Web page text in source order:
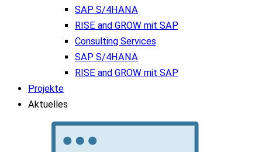
SAP S/4HANA
RISE and GROW mit SAP
Consulting Services
SAP S/4HANA
RISE and GROW mit SAP
Projekte
Aktuelles